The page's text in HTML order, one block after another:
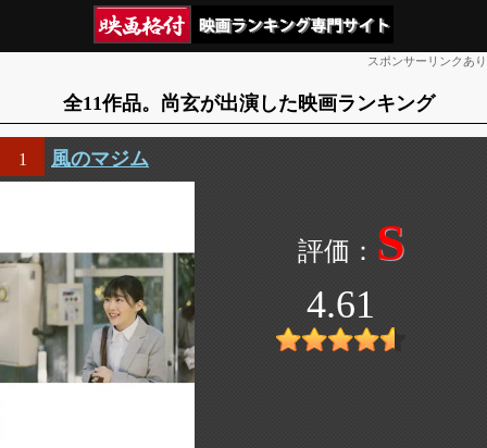
スポンサーリンクあり
全11作品。尚玄が出演した映画ランキング
1 風のマジム
S
4.61